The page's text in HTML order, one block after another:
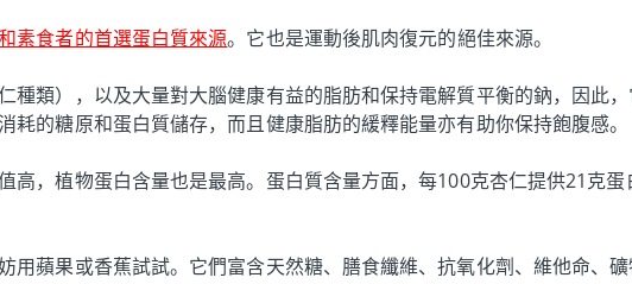
素食者的首選蛋白質來源。它也是運動後肌肉復元的絕佳來源。
種類），以及大量對大腦健康有益的脂肪和保持電解質平衡的鈉，因此
的糖原和蛋白質儲存，而且健康脂肪的緩釋能量亦有助你保持飽腹感。
高，植物蛋白含量也是最高。蛋白質含量方面，每100克杏仁提供21克蛋
用蘋果或香蕉試試。它們富含天然糖、膳食纖維、抗氧化劑、維他命、